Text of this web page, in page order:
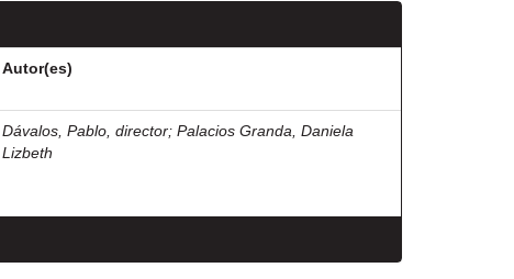
Autor(es)
Dávalos, Pablo, director; Palacios Granda, Daniela
Lizbeth